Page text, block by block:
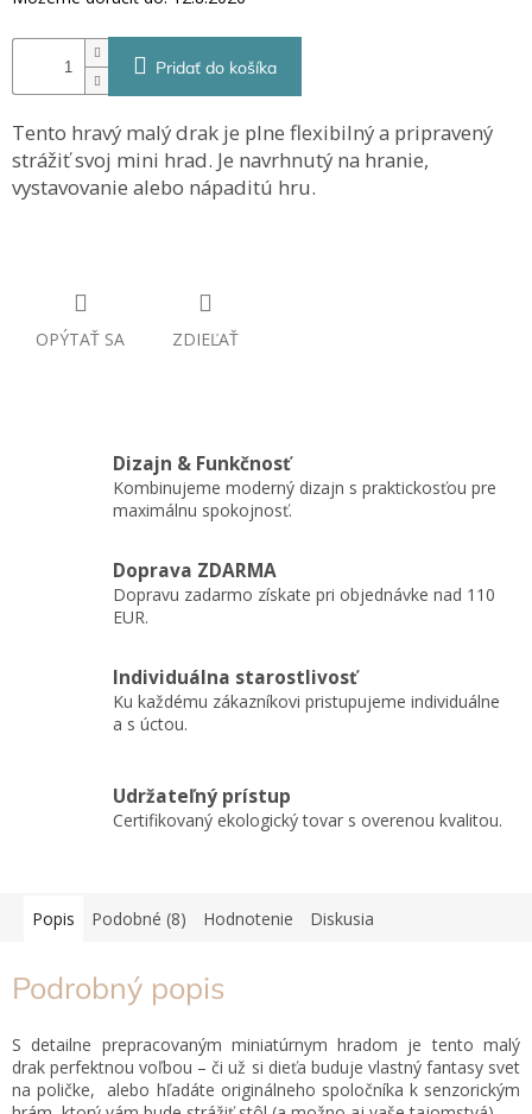
Pridať do košíka
Tento hravý malý drak je plne flexibilný a pripravený
strážiť svoj mini hrad. Je navrhnutý na hranie,
vystavovanie alebo nápaditú hru.
OPÝTAŤ SA ZDIEĽAŤ
Dizajn & Funkčnosť
Kombinujeme moderný dizajn s praktickosťou pre
maximálnu spokojnosť.
Doprava ZDARMA
Dopravu zadarmo získate pri objednávke nad 110
EUR.
Individuálna starostlivosť
Ku každému zákazníkovi pristupujeme individuálne
a s úctou.
Udržateľný prístup
Certifikovaný ekologický tovar s overenou kvalitou.
Popis Podobné (8) Hodnotenie Diskusia
Podrobný popis
S detailne prepracovaným miniatúrnym hradom je tento malý
drak perfektnou voľbou – či už si dieťa buduje vlastný fantasy svet
na poličke, alebo hľadáte originálneho spoločníka k senzorickým